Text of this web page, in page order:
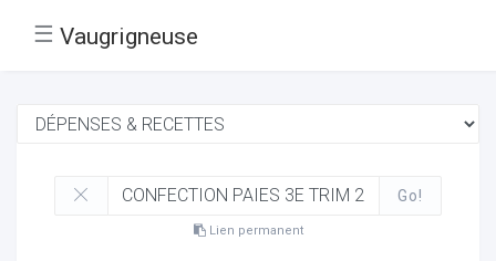
☰ Vaugrigneuse
Go!
Lien permanent